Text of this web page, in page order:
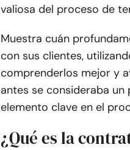
valiosa del proceso de
Muestra cuán
con sus clientes,
comprenderlos mejor y
antes se consideraba
elemento clave en el
¿Qué es la